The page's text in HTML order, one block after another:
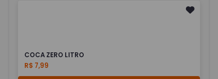
COCA ZERO LITRO
R$ 7,99